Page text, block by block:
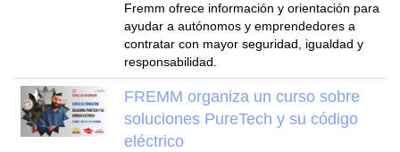
Fremm ofrece información y orientación para
ayudar a autónomos y emprendedores a
contratar con mayor seguridad, igualdad y
responsabilidad.
FREMM organiza un curso sobre
soluciones PureTech y su código
eléctrico